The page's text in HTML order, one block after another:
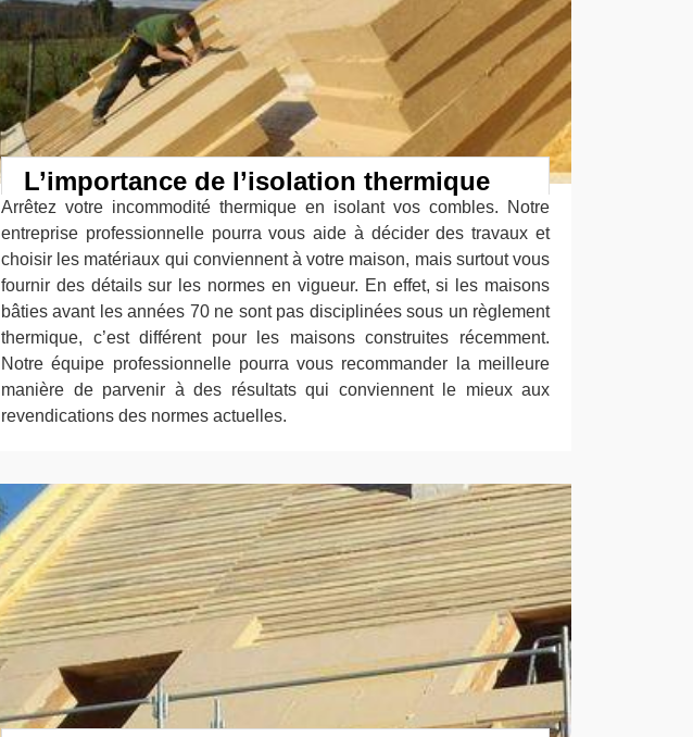
L’importance de l’isolation thermique
Arrêtez votre incommodité thermique en isolant vos combles. Notre
entreprise professionnelle pourra vous aide à décider des travaux et
choisir les matériaux qui conviennent à votre maison, mais surtout vous
fournir des détails sur les normes en vigueur. En effet, si les maisons
bâties avant les années 70 ne sont pas disciplinées sous un règlement
thermique, c’est différent pour les maisons construites récemment.
Notre équipe professionnelle pourra vous recommander la meilleure
manière de parvenir à des résultats qui conviennent le mieux aux
revendications des normes actuelles.